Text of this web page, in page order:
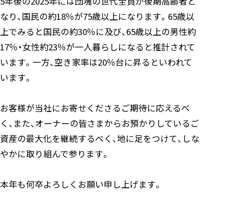
なり、国民の約18％が75歳以上になります。65歳以
上でみると国民の約30％に及び、65歳以上の男性約
17％・女性約23％が一人暮らしになると推計されて
います。一方、空き家率は20％台に昇るといわれて
います。
お客様が当社にお寄せくださるご期待に応えるべ
く、また、オーナーの皆さまからお預かりしているご
資産の最大化を継続するべく、地に足をつけて、しな
やかに取り組んで参ります。
本年も何卒よろしくお願い申し上げます。